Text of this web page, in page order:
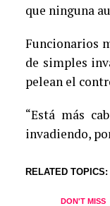
que ninguna
Funcionarios
de simples
pelean el
“Está más
invadiendo,
RELATED TOPICS:
DON'T MISS